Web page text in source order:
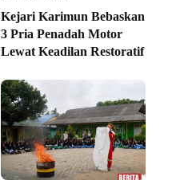
Kejari Karimun Bebaskan
3 Pria Penadah Motor
Lewat Keadilan Restoratif